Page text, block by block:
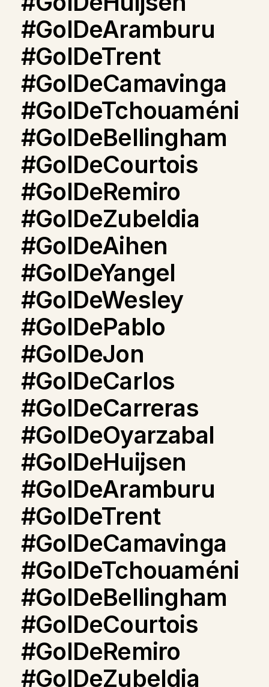
#GolDeAramburu
#GolDeTrent
#GolDeCamavinga
#GolDeTchouaméni
#GolDeBellingham
#GolDeCourtois
#GolDeRemiro
#GolDeZubeldia
#GolDeAihen
#GolDeYangel
#GolDeWesley
#GolDePablo
#GolDeJon
#GolDeCarlos
#GolDeCarreras
#GolDeOyarzabal
#GolDeHuijsen
#GolDeAramburu
#GolDeTrent
#GolDeCamavinga
#GolDeTchouaméni
#GolDeBellingham
#GolDeCourtois
#GolDeRemiro
#GolDeZubeldia